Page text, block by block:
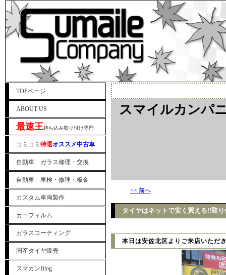
TOPページ
ABOUT US
最速王持ち込み取り付け専門
コミコミ 特選オススメ中古車
自動車 ガラス修理・交換
自動車 車検・修理・板金
カスタム車両製作
カーフィルム
ガラスコーティング
国産タイヤ販売
スマカンBlog
スマイルカンパ
<< 前へ
タイヤはネットで安く買える!!取
本日は安佐北区よりご来店いただ